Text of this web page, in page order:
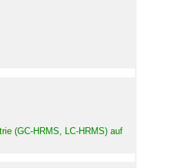
(GC-HRMS, LC-HRMS) auf